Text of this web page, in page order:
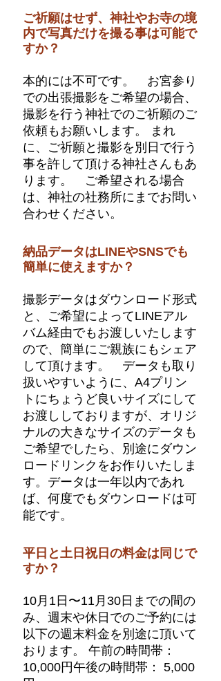
ご祈願はせず、神社やお寺の境
内で写真だけを撮る事は可能で
すか？
本的には不可です。 お宮参り
での出張撮影をご希望の場合、
撮影を行う神社でのご祈願のご
依頼もお願いします。 まれ
に、ご祈願と撮影を別日で行う
事を許して頂ける神社さんもあ
ります。 ご希望される場合
は、神社の社務所にまでお問い
合わせください。
納品データはLINEやSNSでも
簡単に使えますか？
撮影データはダウンロード形式
と、ご希望によってLINEアル
バム経由でもお渡しいたします
ので、簡単にご親族にもシェア
して頂けます。 データも取り
扱いやすいように、A4プリン
トにちょうど良いサイズにして
お渡ししておりますが、オリジ
ナルの大きなサイズのデータも
ご希望でしたら、別途にダウン
ロードリンクをお作りいたしま
す。 ​ ​データは一年以内であれ
ば、何度でもダウンロードは可
能です。
平日と土日祝日の料金は同じで
すか？
10月1日〜11月30日までの間の
み、週末や休日でのご予約には
以下の週末料金を別途に頂いて
おります。 午前の時間帯：
10,000円 ​午後の時間帯： 5,000